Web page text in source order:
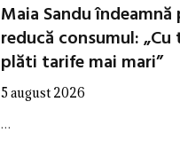
Maia Sandu
reducă consumul:
plăti tarife mai mari”
5 august 2026
…